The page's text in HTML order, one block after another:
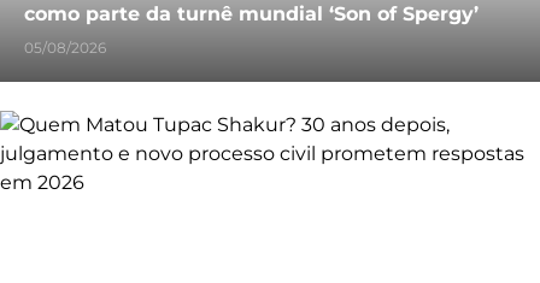
como parte da turnê mundial ‘Son of Spergy’
05/08/2026